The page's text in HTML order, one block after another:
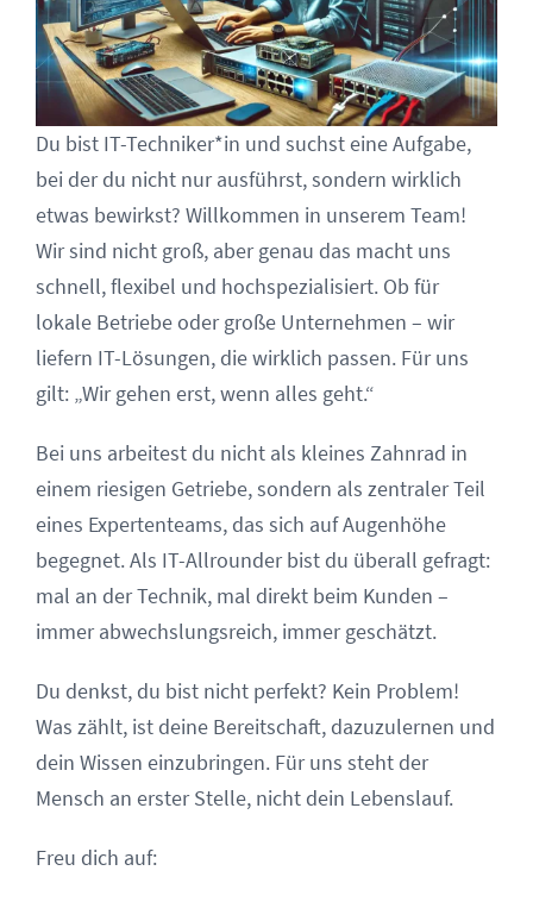
Du bist IT-Techniker*in und suchst eine Aufgabe,
bei der du nicht nur ausführst, sondern wirklich
etwas bewirkst? Willkommen in unserem Team!
Wir sind nicht groß, aber genau das macht uns
schnell, flexibel und hochspezialisiert. Ob für
lokale Betriebe oder große Unternehmen – wir
liefern IT-Lösungen, die wirklich passen. Für uns
gilt: „Wir gehen erst, wenn alles geht.“
Bei uns arbeitest du nicht als kleines Zahnrad in
einem riesigen Getriebe, sondern als zentraler Teil
eines Expertenteams, das sich auf Augenhöhe
begegnet. Als IT-Allrounder bist du überall gefragt:
mal an der Technik, mal direkt beim Kunden –
immer abwechslungsreich, immer geschätzt.
Du denkst, du bist nicht perfekt? Kein Problem!
Was zählt, ist deine Bereitschaft, dazuzulernen und
dein Wissen einzubringen. Für uns steht der
Mensch an erster Stelle, nicht dein Lebenslauf.
Freu dich auf: